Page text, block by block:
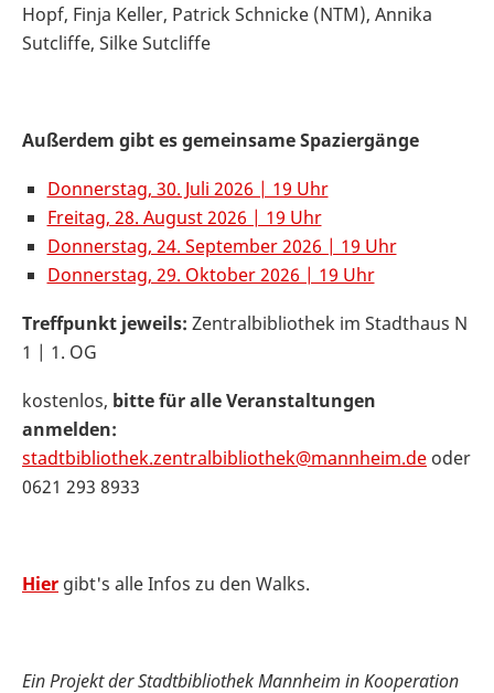
Hopf, Finja Keller, Patrick Schnicke (NTM), Annika
Sutcliffe, Silke Sutcliffe
Außerdem gibt es gemeinsame Spaziergänge
Donnerstag, 30. Juli 2026 | 19 Uhr
Freitag, 28. August 2026 | 19 Uhr
Donnerstag, 24. September 2026 | 19 Uhr
Donnerstag, 29. Oktober 2026 | 19 Uhr
Treffpunkt jeweils: Zentralbibliothek im Stadthaus N
1 | 1. OG
kostenlos, bitte für alle Veranstaltungen
anmelden:
stadtbibliothek.zentralbibliothek@mannheim.de oder
0621 293 8933
Hier gibt's alle Infos zu den Walks.
Ein Projekt der Stadtbibliothek Mannheim in Kooperation